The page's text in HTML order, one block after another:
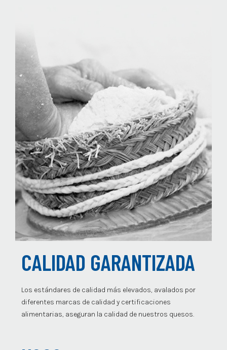
CALIDAD GARANTIZADA
Los estándares de calidad más elevados, avalados por
diferentes marcas de calidad y certificaciones
alimentarias, aseguran la calidad de nuestros quesos.